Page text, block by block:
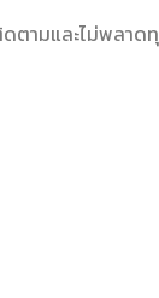
ตามและไม่พลาด